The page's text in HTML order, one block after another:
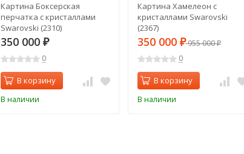
Картина Боксерская
перчатка с кристаллами
Swarovski (2310)
350 000 ₽
0
В корзину
В наличии
Картина Хамелеон с
кристаллами Swarovski
(2367)
350 000 ₽955 000₽
0
В корзину
В наличии